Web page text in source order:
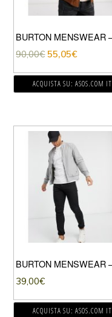
90,00€ 55,05€
ACQUISTA SU: ASOS.COM IT
39,00€
ACQUISTA SU: ASOS.COM IT